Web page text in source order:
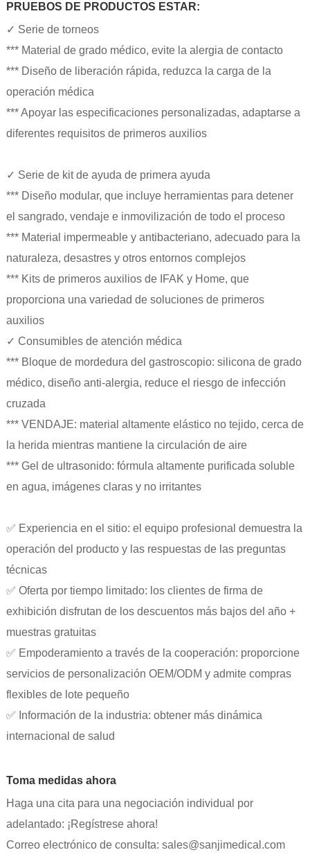
PRUEBOS DE PRODUCTOS ESTAR:
✓ Serie de torneos
*** Material de grado médico, evite la alergia de contacto
*** Diseño de liberación rápida, reduzca la carga de la
operación médica
*** Apoyar las especificaciones personalizadas, adaptarse a
diferentes requisitos de primeros auxilios
✓ Serie de kit de ayuda de primera ayuda
*** Diseño modular, que incluye herramientas para detener
el sangrado, vendaje e inmovilización de todo el proceso
*** Material impermeable y antibacteriano, adecuado para la
naturaleza, desastres y otros entornos complejos
*** Kits de primeros auxilios de IFAK y Home, que
proporciona una variedad de soluciones de primeros
auxilios
✓ Consumibles de atención médica
*** Bloque de mordedura del gastroscopio: silicona de grado
médico, diseño anti-alergia, reduce el riesgo de infección
cruzada
*** VENDAJE: material altamente elástico no tejido, cerca de
la herida mientras mantiene la circulación de aire
*** Gel de ultrasonido: fórmula altamente purificada soluble
en agua, imágenes claras y no irritantes
✅ Experiencia en el sitio: el equipo profesional demuestra la
operación del producto y las respuestas de las preguntas
técnicas
✅ Oferta por tiempo limitado: los clientes de firma de
exhibición disfrutan de los descuentos más bajos del año +
muestras gratuitas
✅ Empoderamiento a través de la cooperación: proporcione
servicios de personalización OEM/ODM y admite compras
flexibles de lote pequeño
✅ Información de la industria: obtener más dinámica
internacional de salud
Toma medidas ahora
Haga una cita para una negociación individual por
adelantado: ¡Regístrese ahora!
Correo electrónico de consulta: sales@sanjimedical.com